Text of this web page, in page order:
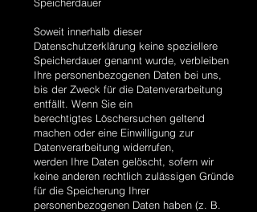
Soweit innerhalb dieser
Datenschutzerklärung keine speziellere
Speicherdauer genannt wurde, verbleiben
Ihre personenbezogenen Daten bei uns,
bis der Zweck für die Datenverarbeitung
entfällt. Wenn Sie ein
berechtigtes Löschersuchen geltend
machen oder eine Einwilligung zur
Datenverarbeitung widerrufen,
werden Ihre Daten gelöscht, sofern wir
keine anderen rechtlich zulässigen Gründe
für die Speicherung Ihrer
personenbezogenen Daten haben (z. B.